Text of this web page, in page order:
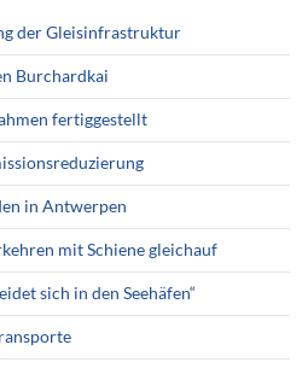
der Gleisinfrastruktur
Burchardkai
fertiggestellt
in Antwerpen
mit Schiene gleichauf
sich in den Seehäfen“